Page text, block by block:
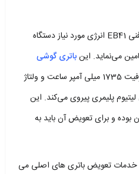
موتورولا با کد فنی EB41 انرژی مورد نیاز دستگاه
باتری گوشی
اورجینال است و دارای ظرفیت 1735 میلی آمپر ساعت و ولتاژ
لیتیوم پلیمری پیروی می‌کند. این
بوده و برای تعویض آن باید به
خدمات تعویض باتری های اصلی می